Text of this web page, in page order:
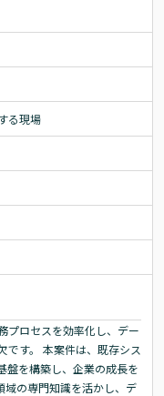
る現場
プロセスを効率化し、デー
です。 本案件は、既存シス
盤を構築し、企業の成長を
域の専門知識を活かし、デ